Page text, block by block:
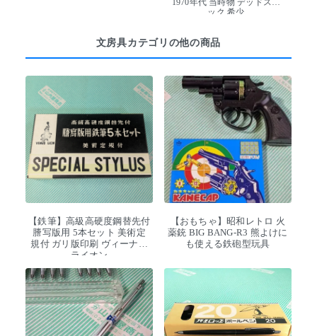
ック 希少
文房具カテゴリの他の商品
【鉄筆】高級高硬度鋼替先付
謄写版用 5本セット 美術定
規付 ガリ版印刷 ヴィーナス
ライオン
【おもちゃ】昭和レトロ 火
薬銃 BIG BANG-R3 熊よけに
も使える鉄砲型玩具